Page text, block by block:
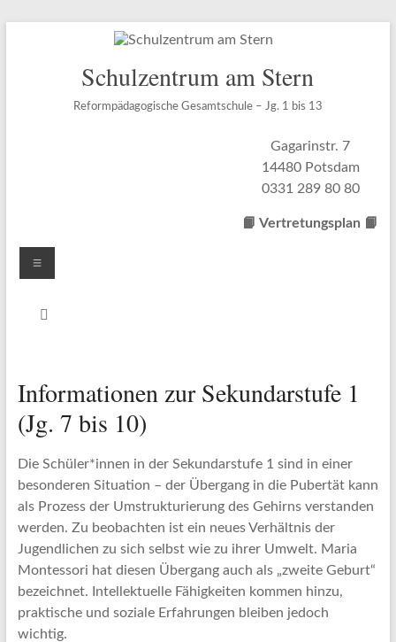
Schulzentrum am Stern
Reformpädagogische Gesamtschule – Jg. 1 bis 13
Gagarinstr. 7
14480 Potsdam
0331 289 80 80
📙 Vertretungsplan 📙
Menü
Informationen zur Sekundarstufe 1
(Jg. 7 bis 10)
Die Schüler*innen in der Sekundarstufe 1 sind in einer
besonderen Situation – der Übergang in die Pubertät kann
als Prozess der Umstrukturierung des Gehirns verstanden
werden. Zu beobachten ist ein neues Verhältnis der
Jugendlichen zu sich selbst wie zu ihrer Umwelt. Maria
Montessori hat diesen Übergang auch als „zweite Geburt“
bezeichnet. Intellektuelle Fähigkeiten kommen hinzu,
praktische und soziale Erfahrungen bleiben jedoch
wichtig.